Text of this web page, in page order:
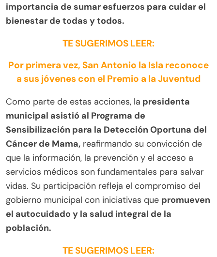
importancia de sumar esfuerzos para cuidar el
bienestar de todas y todos.
TE SUGERIMOS LEER:
Por primera vez, San Antonio la Isla reconoce
a sus jóvenes con el Premio a la Juventud
Como parte de estas acciones, la presidenta
municipal asistió al Programa de
Sensibilización para la Detección Oportuna del
Cáncer de Mama, reafirmando su convicción de
que la información, la prevención y el acceso a
servicios médicos son fundamentales para salvar
vidas. Su participación refleja el compromiso del
gobierno municipal con iniciativas que promueven
el autocuidado y la salud integral de la
población.
TE SUGERIMOS LEER: